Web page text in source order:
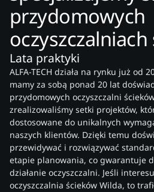
przydomowych
Lata praktyki
ALFA-TECH działa na rynku już od
mamy za sobą ponad 20 lat
przydomowych oczyszczalni
zrealizowaliśmy setki projektów,
dostosowane do unikalnych
naszych klientów. Dzięki temu
przewidywać i rozwiązywać
etapie planowania, co gwarantuje
działanie oczyszczalni. Jeśli
oczyszczalnia ścieków Wilda, to